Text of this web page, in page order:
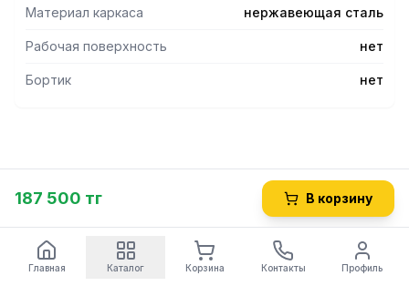
Материал каркаса нержавеющая сталь
Рабочая поверхность нет
Бортик нет
187 500 тг В корзину
Главная Каталог Корзина Контакты Профиль